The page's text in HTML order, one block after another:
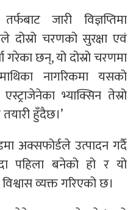
जारी विज्ञप्तिमा
दोस्रो चरणको सुरक्षा एवं
गरेका छन्, यो दोस्रो चरणमा
नागरिकमा यसको
भ्याक्सिन तेस्रो
हुँदैछ।’
अक्सफोर्डले उत्पादन गर्दै
पहिला बनेको हो र यो
व्यक्त गरिएको छ।